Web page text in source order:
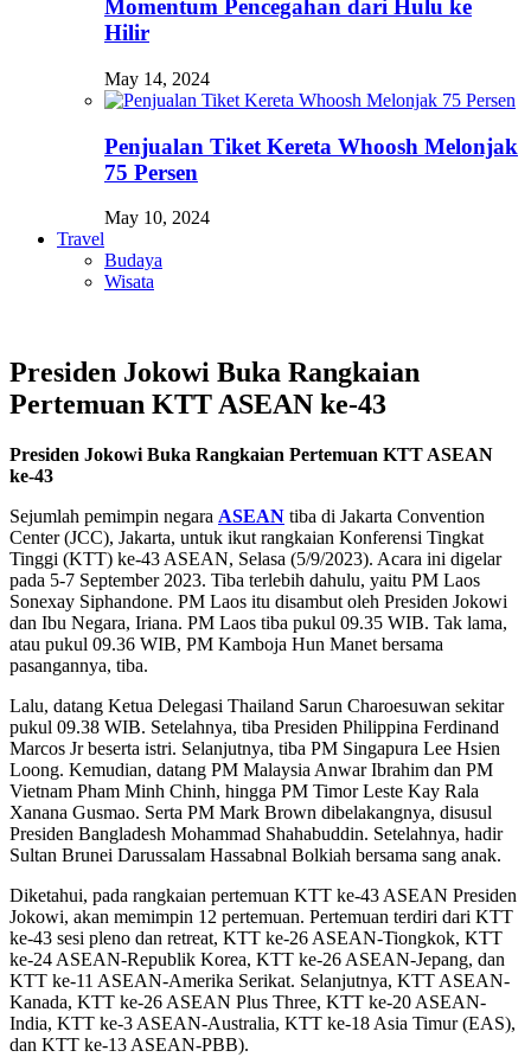
Momentum Pencegahan dari Hulu ke
Hilir
May 14, 2024
Penjualan Tiket Kereta Whoosh Melonjak
75 Persen
May 10, 2024
Travel
Budaya
Wisata
Presiden Jokowi Buka Rangkaian
Pertemuan KTT ASEAN ke-43
Presiden Jokowi Buka Rangkaian Pertemuan KTT ASEAN
ke-43
Sejumlah pemimpin negara ASEAN tiba di Jakarta Convention
Center (JCC), Jakarta, untuk ikut rangkaian Konferensi Tingkat
Tinggi (KTT) ke-43 ASEAN, Selasa (5/9/2023). Acara ini digelar
pada 5-7 September 2023. Tiba terlebih dahulu, yaitu PM Laos
Sonexay Siphandone. PM Laos itu disambut oleh Presiden Jokowi
dan Ibu Negara, Iriana. PM Laos tiba pukul 09.35 WIB. Tak lama,
atau pukul 09.36 WIB, PM Kamboja Hun Manet bersama
pasangannya, tiba.
Lalu, datang Ketua Delegasi Thailand Sarun Charoesuwan sekitar
pukul 09.38 WIB. Setelahnya, tiba Presiden Philippina Ferdinand
Marcos Jr beserta istri. Selanjutnya, tiba PM Singapura Lee Hsien
Loong. Kemudian, datang PM Malaysia Anwar Ibrahim dan PM
Vietnam Pham Minh Chinh, hingga PM Timor Leste Kay Rala
Xanana Gusmao. Serta PM Mark Brown dibelakangnya, disusul
Presiden Bangladesh Mohammad Shahabuddin. Setelahnya, hadir
Sultan Brunei Darussalam Hassabnal Bolkiah bersama sang anak.
Diketahui, pada rangkaian pertemuan KTT ke-43 ASEAN Presiden
Jokowi, akan memimpin 12 pertemuan. Pertemuan terdiri dari KTT
ke-43 sesi pleno dan retreat, KTT ke-26 ASEAN-Tiongkok, KTT
ke-24 ASEAN-Republik Korea, KTT ke-26 ASEAN-Jepang, dan
KTT ke-11 ASEAN-Amerika Serikat. Selanjutnya, KTT ASEAN-
Kanada, KTT ke-26 ASEAN Plus Three, KTT ke-20 ASEAN-
India, KTT ke-3 ASEAN-Australia, KTT ke-18 Asia Timur (EAS),
dan KTT ke-13 ASEAN-PBB).